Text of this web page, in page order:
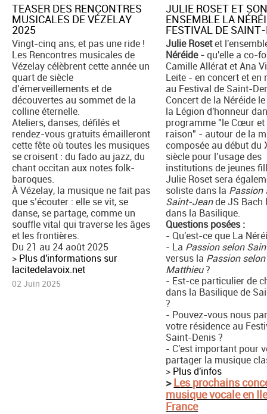
TEASER DES RENCONTRES
MUSICALES DE VÉZELAY
2025
Vingt-cinq ans, et pas une ride !
Les Rencontres musicales de
Vézelay célèbrent cette année un
quart de siècle
d’émerveillements et de
découvertes au sommet de la
colline éternelle.
Ateliers, danses, défilés et
rendez-vous gratuits émailleront
cette fête où toutes les musiques
se croisent : du fado au jazz, du
chant occitan aux notes folk-
baroques.
À Vézelay, la musique ne fait pas
que s’écouter : elle se vit, se
danse, se partage, comme un
souffle vital qui traverse les âges
et les frontières.
Du 21 au 24 août 2025
> Plus d'informations sur ​
lacitedelavoix.net
02 Juin 2025
JULIE ROSET ET
ENSEMBLE LA
FESTIVAL DE
Julie Rosetet
Néréide -qu'elle a co-
Camille Allérat et Ana
Leite - en concert et en
au Festival de Saint-
Concert de la Néréide
la Légion d'honneur
programme "le Cœur et
raison" - autour de la
composée au début du
siècle pour l’usage des
institutions de jeunes
Julie Roset sera
soliste dans la Passion
Saint-Jeande JS Bach
dans la Basilique.
Questions posées :
- Qu'est-ce que La
- La Passion selon
versus la Passion
Matthieu?
- Est-ce particulier de
dans la Basilique de
?
- Pouvez-vous nous
votre résidence au
Saint-Denis ?
- C'est important pour
partager la musique
> Plus d'infos
>Les prochains
musique vocale en
France